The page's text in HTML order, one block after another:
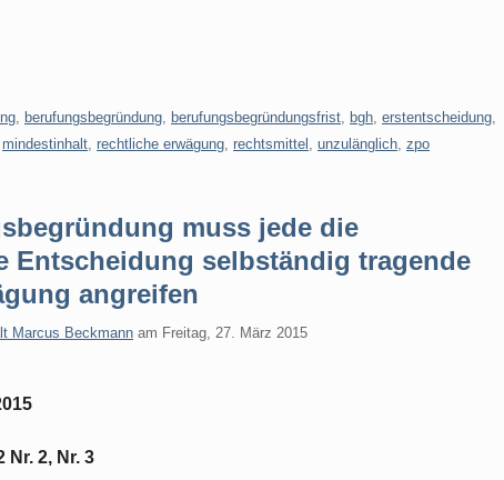
berufungsbegründung berufungsbegründungsfrist bgh erstentscheidung
mindestinhalt rechtliche erwägung rechtsmittel unzulänglich zpo
muss jede die
Entscheidung selbständig tragende
angreifen
Marcus Beckmann am Freitag, 27. März 2015
Nr. 2, Nr. 3